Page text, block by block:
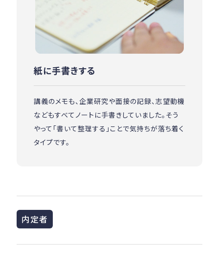
紙に手書きする
講義のメモも、企業研究や面接の記録、志望動機
などもすべてノートに手書きしていました。そう
やって「書いて整理する」ことで気持ちが落ち着く
タイプです。
内定者